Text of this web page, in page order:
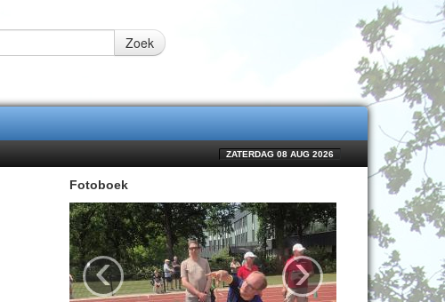
Zoek
ZATERDAG 08 AUG 2026
Fotoboek
‹ ›